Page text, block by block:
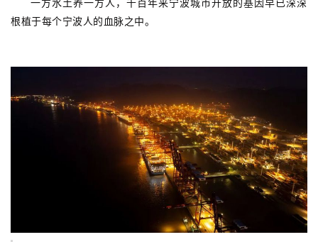
一方水土养一方人，千百年来宁波城市开放的基因早已深深
根植于每个宁波人的血脉之中。